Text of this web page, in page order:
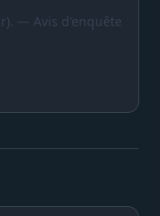
— Avis d'enquête